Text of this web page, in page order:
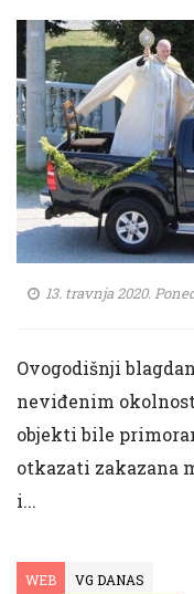
13. travnja 2020.
Ovogodišnji
neviđenim
objekti bile
otkazati zakazana
i...
WEB VG DANAS